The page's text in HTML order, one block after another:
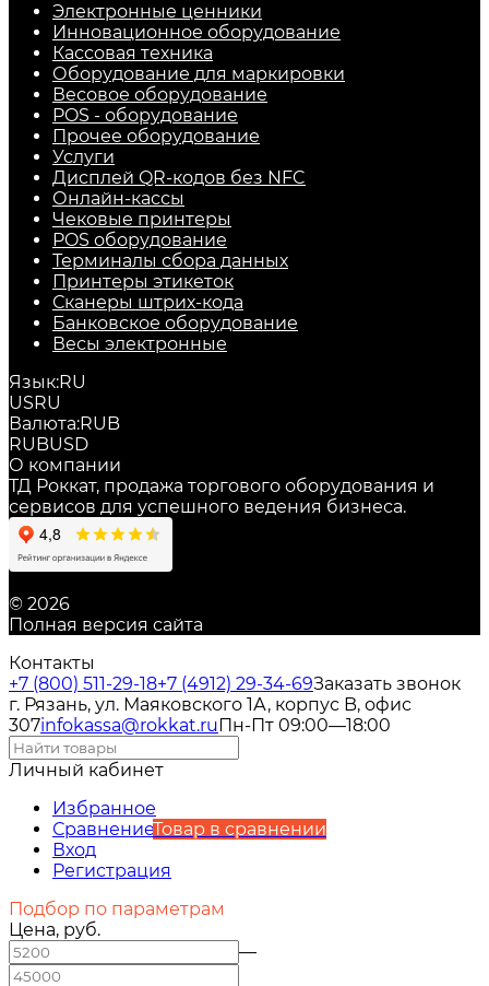
Электронные ценники
Инновационное оборудование
Кассовая техника
Оборудование для маркировки
Весовое оборудование
POS - оборудование
Прочее оборудование
Услуги
Дисплей QR-кодов без NFC
Онлайн-кассы
Чековые принтеры
POS оборудование
Терминалы сбора данных
Принтеры этикеток
Сканеры штрих-кода
Банковское оборудование
Весы электронные
Язык:RU
USRU
Валюта:RUB
RUBUSD
О компании
ТД Роккат, продажа торгового оборудования и
сервисов для успешного ведения бизнеса.
© 2026
Полная версия сайта
Контакты
+7 (800) 511-29-18+7 (4912) 29-34-69Заказать звонок
г. Рязань, ул. Маяковского 1А, корпус B, офис
307infokassa@rokkat.ruПн-Пт 09:00—18:00
Личный кабинет
Избранное
СравнениеТовар в сравнении
Вход
Регистрация
Подбор по параметрам
Цена, руб.
—